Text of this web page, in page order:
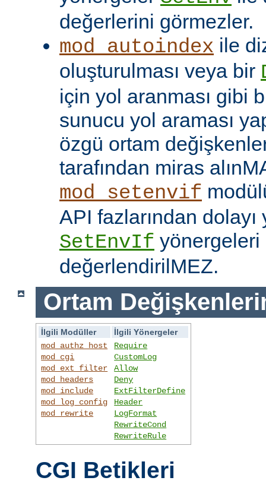
değerlerini görmezler.
mod_autoindex ile
oluşturulması veya bir
için yol aranması gibi
sunucu yol araması
özgü ortam
tarafından miras
mod_setenvif
API fazlarından
SetEnvIf yönergeleri
değerlendirilMEZ.
Ortam
İlgili Modüller
İlgili Yönergeler
mod_authz_host
mod_cgi
mod_ext_filter
mod_headers
mod_include
mod_log_config
mod_rewrite
Require
CustomLog
Allow
Deny
ExtFilterDefine
Header
LogFormat
RewriteCond
RewriteRule
CGI Betikleri